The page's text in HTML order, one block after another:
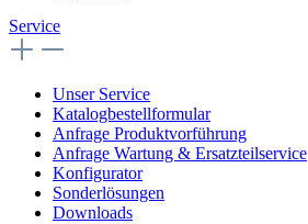
Service
Unser Service
Katalogbestellformular
Anfrage Produktvorführung
Anfrage Wartung & Ersatzteilservice
Konfigurator
Sonderlösungen
Downloads